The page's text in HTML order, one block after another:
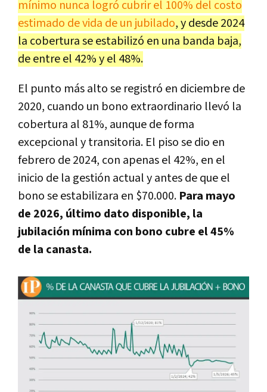
mínimo nunca logró cubrir el 100% del costo
estimado de vida de un jubilado, y desde 2024
la cobertura se estabilizó en una banda baja,
de entre el 42% y el 48%.
El punto más alto se registró en diciembre de
2020, cuando un bono extraordinario llevó la
cobertura al 81%, aunque de forma
excepcional y transitoria. El piso se dio en
febrero de 2024, con apenas el 42%, en el
inicio de la gestión actual y antes de que el
bono se estabilizara en $70.000. Para mayo
de 2026, último dato disponible, la
jubilación mínima con bono cubre el 45%
de la canasta.